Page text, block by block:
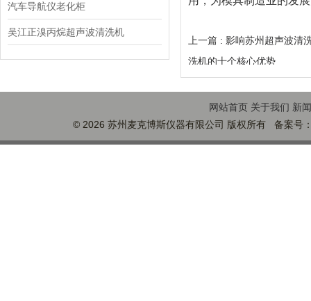
汽车导航仪老化柜
吴江正溴丙烷超声波清洗机
上一篇 : 影响苏州超声波清
洗机的十个核心优势
网站首页 关于我们 新
© 2026 苏州麦克博斯仪器有限公司 版权所有 备案号